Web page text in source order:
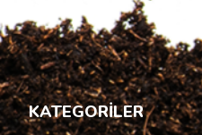
KATEGORİLER